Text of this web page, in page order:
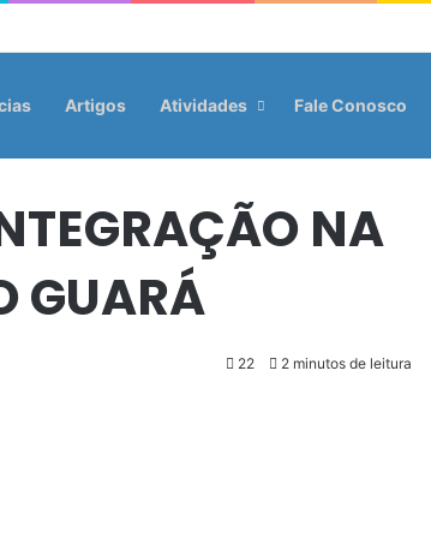
Artigos Atividades Fale Conosco
NA
GUARÁ
22 2 minutos de leitura